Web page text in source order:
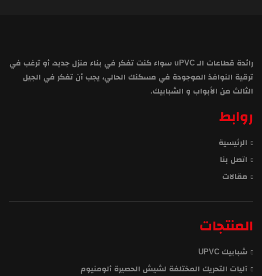
رائدة قطاعات الـ uPVC سواء كنت تفكر في بناء منزل جديد، أو ترغب في
ترقية النوافذ الموجودة في مسكنك الحالي، يجب أن تفكر في الجيل
الثالث من الأبواب و الشبابيك.
روابط
الرئيسية
اتصل بنا
مقالات
المنتجات
شبابيك UPVC
آليات التحريك المختلفة لشيش الحصيرة ألومنيوم